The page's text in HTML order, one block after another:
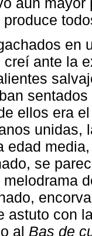
en
ante la
ellos era
unidas,
edad
se
astuto con
al Bas de